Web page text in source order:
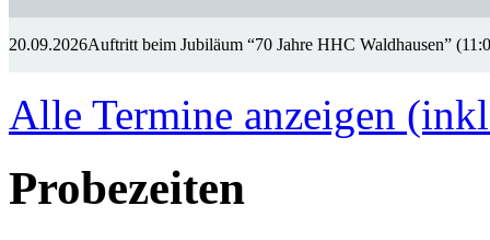
20.09.2026Auftritt beim Jubiläum “70 Jahre HHC Waldhausen”
Alle Termine anzeigen
Probezeiten